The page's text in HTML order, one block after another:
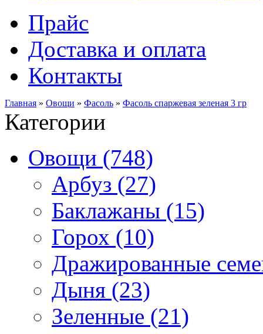
Прайс
Доставка и оплата
Контакты
Главная » Овощи » Фасоль » Фасоль спаржевая зеленая 3 гр
Категории
Овощи (748)
Арбуз (27)
Баклажаны (15)
Горох (10)
Дражированные
Дыня (23)
Зеленные (21)